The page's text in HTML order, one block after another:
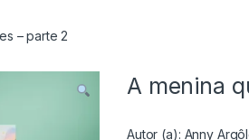
– parte 2
A menina
Autor (a): Anny